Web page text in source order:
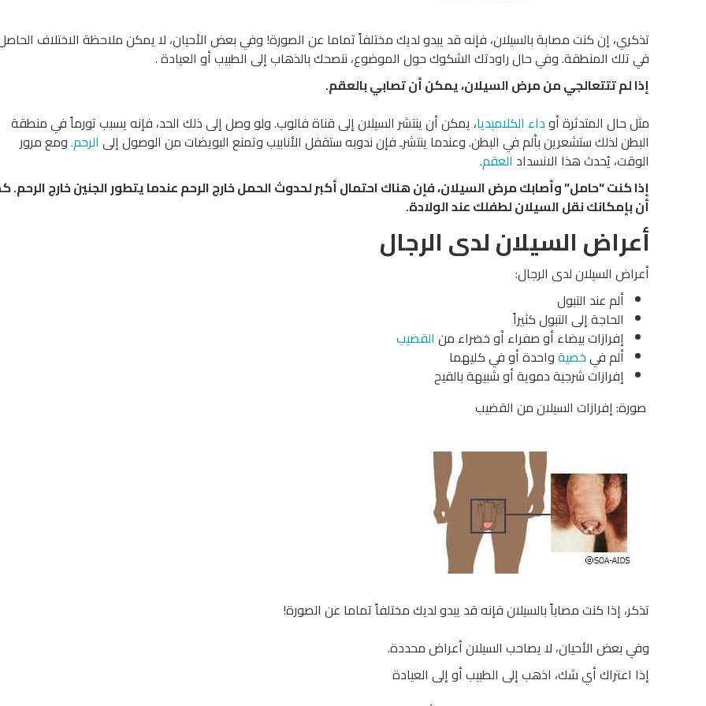
تذكري، إن كنت مصابة بالسيلان، ​​فإنه قد يبدو لديك مختلفاً تماما عن الصورة! وفي بعض الأحيان، لا يمكن ملاحظة الاختلاف
في تلك المنطقة. وفي حال راودتك الشكوك حول الموضوع، ننصحك بالذهاب إلى الطبيب أو العيادة .
إذا لم تتتعالجي من مرض السيلان، يمكن أن تصابي بالعقم.
مثل حال المتدثرة أوداء الكلاميديا، يمكن أن ينتشر السيلان إلى قناة فالوب. ولو وصل إلى ذلك الحد، فإنه يسبب تورماً في منطقة
البطن لذلك ستشعرين بألم في البطن. وعندما ينتشرـ فإن ندوبه ستقفل الأنابيب وتمنع البويضات من الوصول إلى الرحم.ومع مرور
الوقت، يُحدث هذا الانسداد العقم.
إذا كنت “حامل” وأصابك مرض السيلان، فإن هناك احتمال أكبر لحدوث الحمل خارج الرحم عندما يتطور الجنين خارج الرحم.
أن بإمكانك نقل السيلان لطفلك عند الولادة.
أعراض السيلان لدى الرجال
أعراض السيلان لدى الرجال:
ألم عند التبول
الحاجة إلى التبول كثيراً
إفرازات بيضاء أو صفراء أو خضراء من القضيب
ألم فيخصيةواحدة أو في كليهما
إفرازات شرجية دموية أو شبيهة بالقيح
صورة: إفرازات السيلان من القضيب
تذكر، إذا كنت مصاباً بالسيلان ​​فإنه قد يبدو لديك مختلفاً تماما عن الصورة!
وفي بعض الأحيان، لا يصاحب السيلان أعراض محددة.
إذا اعتراك أي شك، اذهب إلى الطبيب أو إلى العيادة